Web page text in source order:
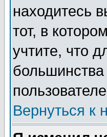
находитесь
тот, в
учтите, что
большинства
Вернуться к